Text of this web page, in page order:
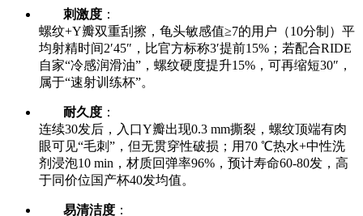
刺激度 ：
螺纹+Y瓣双重刮擦，龟头敏感值≥7的用户（10分制）平
均射精时间2′45″，比官方标称3′提前15%；若配合RIDE
自家“冷感润滑油”，螺纹硬度提升15%，可再缩短30″，
属于“速射训练杯”。
耐久度 ：
连续30发后，入口Y瓣出现0.3 mm撕裂，螺纹顶端有肉
眼可见“毛刺”，但无贯穿性破损；用70 ℃热水+中性洗
剂浸泡10 min，材质回弹率96%，预计寿命60-80发，高
于同价位国产杯40发均值。
易清洁度 ：